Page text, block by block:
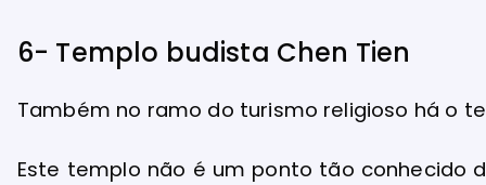
6- Templo budista Chen Tien
Também no ramo do turismo religioso há o
Este templo não é um ponto tão conhecido